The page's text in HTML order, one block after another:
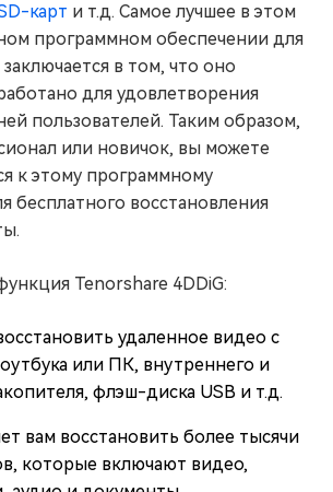
карт и т.д. Самое лучшее в этом
программном обеспечении для
в том, что оно
для удовлетворения
пользователей. Таким образом,
или новичок, вы можете
к этому программному
бесплатного восстановления
Tenorshare 4DDiG:
удаленное видео с
или ПК, внутреннего и
флэш-диска USB и т.д.
вам восстановить более тысячи
которые включают видео,